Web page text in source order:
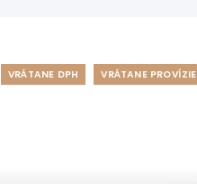
VRÁTANE DPH VRÁTANE PROVÍZIE